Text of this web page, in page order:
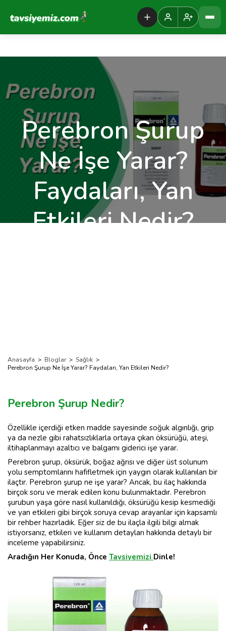
Tavsiyemiz Anasayfa
Perebron Şurup
Ne İşe Yarar?
Faydaları, Yan
Etkileri Nedir?
Anasayfa > Bloglar > Sağlık >
Perebron Şurup Ne İşe Yarar? Faydaları, Yan Etkileri Nedir?
Perebron Şurup Nedir?
Özellikle içerdiği etken madde sayesinde soğuk algınlığı, grip
ya da nezle gibi rahatsızlıklarla ortaya çıkan öksürüğü, ateşi,
iltihaplanmayı azaltıcı ve balgamı giderici işe yarar.
Perebron şurup, öksürük, boğaz ağrısı ve diğer üst solunum
yolu semptomlarını hafifletmek için yaygın olarak kullanılan bir
ilaçtır. Perebron şurup ne işe yarar? Ancak, bu ilaç hakkında
birçok soru ve merak edilen konu bulunmaktadır. Perebron
şurubun yaşa göre nasıl kullanıldığı, öksürüğü kesip kesmediği
ve yan etkileri gibi birçok soruya cevap arayanlar için kapsamlı
bir rehber hazırladık. Eğer siz de bu ilaçla ilgili bilgi almak
istiyorsanız, etkileri ve kullanım detayları hakkında detaylı bir
inceleme yapabilirsiniz.
Aradığın Her Konuda, Önce Tavsiyemizi Dinle!